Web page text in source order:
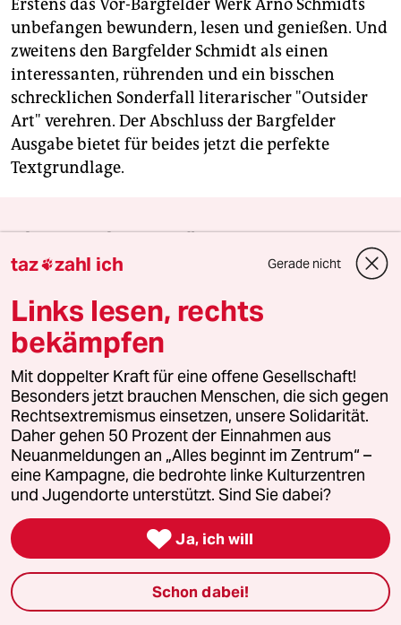
Erstens das Vor-Bargfelder Werk Arno Schmidts
unbefangen bewundern, lesen und genießen. Und
zweitens den Bargfelder Schmidt als einen
interessanten, rührenden und ein bisschen
schrecklichen Sonderfall literarischer "Outsider
Art" verehren. Der Abschluss der Bargfelder
Ausgabe bietet für beides jetzt die perfekte
Textgrundlage.
Die Engagierten stärken
Landtagswahlen zeigt, wie stark rechtsextreme
Kräfte inzwischen geworden sind. Gerade jetzt
braucht es Zusammenhalt und Solidarität. Auch
und vor allem mit den Menschen, die sich vor Ort
für eine starke Zivilgesellschaft einsetzen. Die taz
kooperiert deshalb mit "Alles beginnt im
Zentrum". Die Kampagne unterstützt bundesweit
linke, selbstverwaltete Orte und baut einen
solidarischen Fonds für deren Schutz und Erhalt
auf. Eine offene Gesellschaft braucht guten, frei
zugänglichen Journalismus – und
zivilgesellschaftliches Engagement. Finden Sie
auch? Dann machen Sie mit und unterstützen Sie
taz zahl ich Gerade nicht
Links lesen, rechts
bekämpfen
Mit doppelter Kraft für eine offene Gesellschaft!
Besonders jetzt brauchen Menschen, die sich gegen
Rechtsextremismus einsetzen, unsere Solidarität.
Daher gehen 50 Prozent der Einnahmen aus
Neuanmeldungen an „Alles beginnt im Zentrum“ –
eine Kampagne, die bedrohte linke Kulturzentren
und Jugendorte unterstützt. Sind Sie dabei?
 Ja, ich will
Schon dabei!